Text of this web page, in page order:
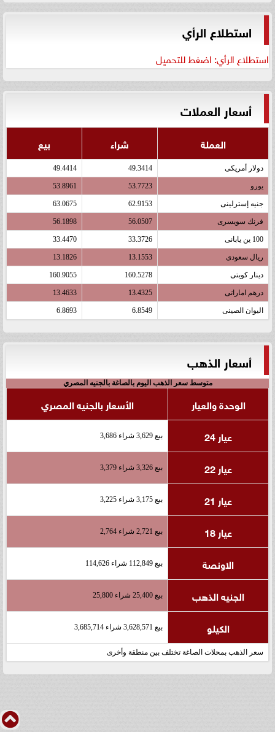
استطلاع الرأي
استطلاع الرأي: اضغط للتحميل
أسعار العملات
العملة شراء بيع
دولار أمريكى 49.3414
49.4414
يورو 53.7723
53.8961
جنيه إسترلينى 62.9153
63.0675
فرنك سويسرى 56.0507
56.1898
100 ين يابانى 33.3726
33.4470
ريال سعودى 13.1553
13.1826
دينار كويتى 160.5278
160.9055
درهم اماراتى 13.4325
13.4633
اليوان الصينى 6.8549
6.8693
أسعار الذهب
متوسط سعر الذهب اليوم بالصاغة بالجنيه المصري
الوحدة والعيار
الأسعار بالجنيه المصري
عيار 24
بيع 3,629 شراء 3,686
عيار 22 بيع 3,326 شراء 3,379
عيار 21 بيع 3,175 شراء 3,225
عيار 18 بيع 2,721 شراء 2,764
الاونصة بيع 112,849 شراء 114,626
الجنيه الذهب بيع 25,400 شراء 25,800
الكيلو بيع 3,628,571 شراء 3,685,714
سعر الذهب بمحلات الصاغة تختلف بين منطقة وأخرى